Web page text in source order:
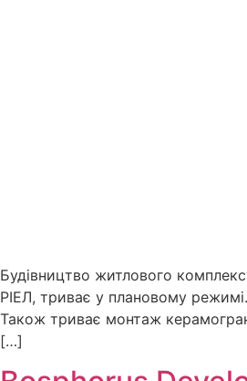
Будівництво житлового
РІЕЛ, триває у плановому
Також триває монтаж
[…]